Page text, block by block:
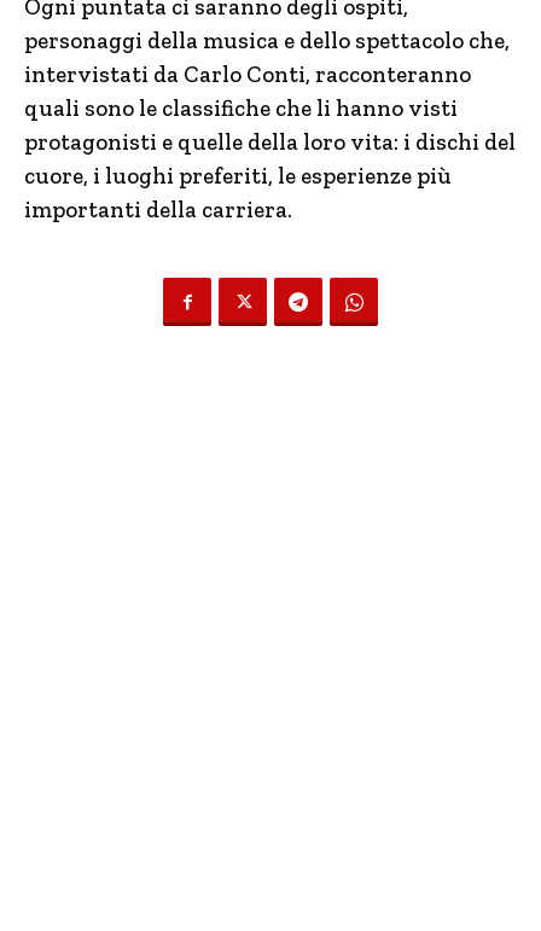
Ogni puntata ci saranno degli ospiti,
personaggi della musica e dello spettacolo che,
intervistati da Carlo Conti, racconteranno
quali sono le classifiche che li hanno visti
protagonisti e quelle della loro vita: i dischi del
cuore, i luoghi preferiti, le esperienze più
importanti della carriera.